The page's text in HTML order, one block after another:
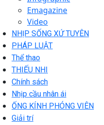
Emagazine
Video
NHỊP SỐNG XỨ TUYÊN
PHÁP LUẬT
Thể thao
THIẾU NHI
Chính sách
Nhịp cầu nhân ái
ỐNG KÍNH PHÓNG VIÊN
Giải trí